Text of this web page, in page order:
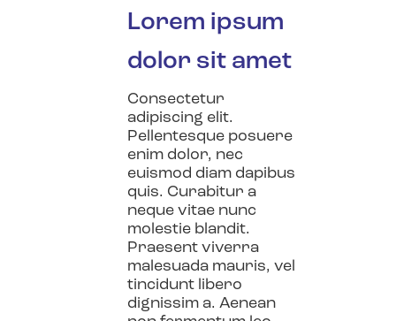
Lorem ipsum
dolor sit amet
Consectetur
adipiscing elit.
Pellentesque posuere
enim dolor, nec
euismod diam dapibus
quis. Curabitur a
neque vitae nunc
molestie blandit.
Praesent viverra
malesuada mauris, vel
tincidunt libero
dignissim a. Aenean